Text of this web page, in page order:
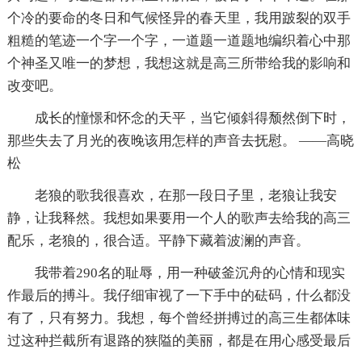
个冷的要命的冬日和气候怪异的春天里，我用跛裂的双手
粗糙的笔迹一个字一个字，一道题一道题地编织着心中那
个神圣又唯一的梦想，我想这就是高三所带给我的影响和
改变吧。
成长的憧憬和怀念的天平，当它倾斜得颓然倒下时，
那些失去了月光的夜晚该用怎样的声音去抚慰。 ——高晓
松
老狼的歌我很喜欢，在那一段日子里，老狼让我安
静，让我释然。我想如果要用一个人的歌声去给我的高三
配乐，老狼的，很合适。平静下藏着波澜的声音。
我带着290名的耻辱，用一种破釜沉舟的心情和现实
作最后的搏斗。我仔细审视了一下手中的砝码，什么都没
有了，只有努力。我想，每个曾经拼搏过的高三生都体味
过这种拦截所有退路的狭隘的美丽，都是在用心感受最后